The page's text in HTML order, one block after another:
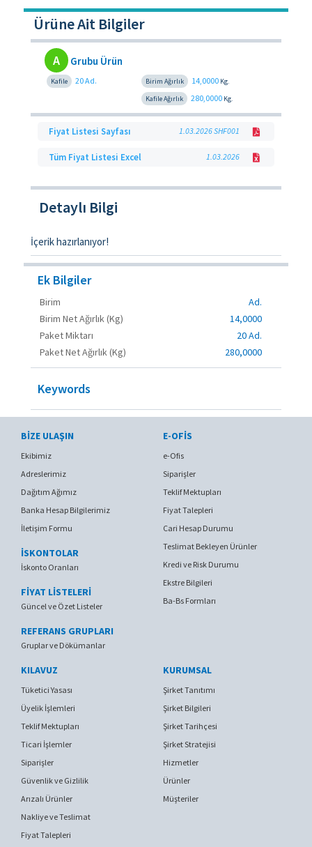
Ürüne Ait Bilgiler
A Grubu Ürün
Kafile 20 Ad. Birim Ağırlık 14,0000 Kg.
Kafile Ağırlık
280,0000 Kg.
Fiyat Listesi Sayfası 1.03.2026 SHF001
Tüm Fiyat Listesi Excel 1.03.2026
Detaylı Bilgi
İçerik hazırlanıyor!
Ek Bilgiler
Birim
Ad.
Birim Net Ağırlık (Kg)
14,0000
Paket Miktarı
20 Ad.
Paket Net Ağırlık (Kg)
280,0000
Keywords
BIZE ULAŞIN
Ekibimiz
Adreslerimiz
Dağıtım Ağımız
Banka Hesap Bilgilerimiz
İletişim Formu
İSKONTOLAR
İskonto Oranları
FİYAT LİSTELERİ
Güncel ve Özet Listeler
REFERANS GRUPLARI
Gruplar ve Dökümanlar
E-OFIS
e-Ofis
Siparişler
Teklif Mektupları
Fiyat Talepleri
Cari Hesap Durumu
Teslimat Bekleyen Ürünler
Kredi ve Risk Durumu
Ekstre Bilgileri
Ba-Bs Formları
KILAVUZ
Tüketici Yasası
Üyelik İşlemleri
Teklif Mektupları
Ticari İşlemler
Siparişler
Güvenlik ve Gizlilik
Arızalı Ürünler
Nakliye ve Teslimat
Fiyat Talepleri
KURUMSAL
Şirket Tanıtımı
Şirket Bilgileri
Şirket Tarihçesi
Şirket Stratejisi
Hizmetler
Ürünler
Müşteriler